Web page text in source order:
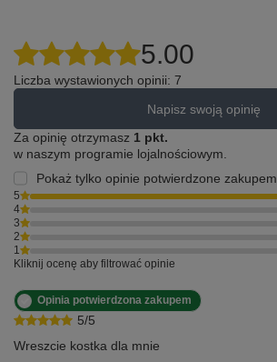
5.00
Liczba wystawionych opinii: 7
Napisz swoją opinię
Za opinię otrzymasz 1 pkt.
w naszym programie lojalnościowym.
Pokaż tylko opinie potwierdzone zakupem
5
4
3
2
1
Kliknij ocenę aby filtrować opinie
5/5
Opinia potwierdzona zakupem
Wreszcie kostka dla mnie